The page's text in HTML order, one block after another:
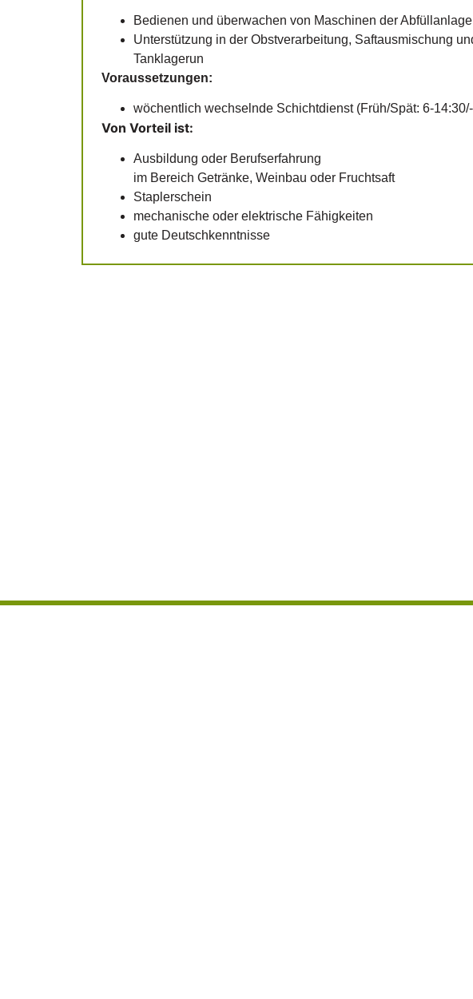
Bedienen und überwachen von Maschinen der Abfüllanlage
Unterstützung in der Obstverarbeitung, Saftausmischung
Tanklagerun
Voraussetzungen:
wöchentlich wechselnde Schichtdienst (Früh/Spät: 6-
Von Vorteil ist:
Ausbildung oder Berufserfahrung
im Bereich Getränke, Weinbau oder Fruchtsaft
Staplerschein
mechanische oder elektrische Fähigkeiten
gute Deutschkenntnisse